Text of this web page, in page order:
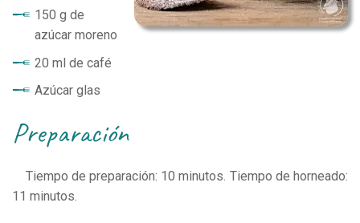
150 g de
azúcar moreno
20 ml de café
Azúcar glas
preparación
Tiempo de preparación: 10 minutos. Tiempo de horneado:
11 minutos.